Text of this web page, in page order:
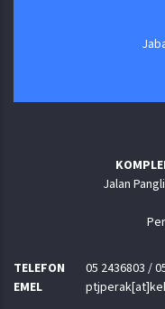
Jalan
TELEFON
05 2436803 /
EMEL